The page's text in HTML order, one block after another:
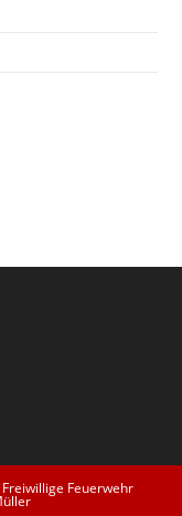
Feuerwehr